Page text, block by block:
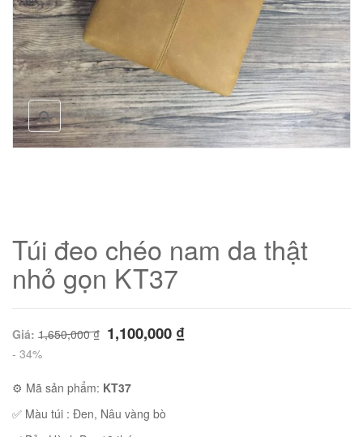
Túi đeo chéo nam da thật
nhỏ gọn KT37
Giá: 1,650,000₫ 1,100,000 ₫
- 34%
⚙ Mã sản phẩm: KT37
✅ Màu túi : Đen, Nâu vàng bò